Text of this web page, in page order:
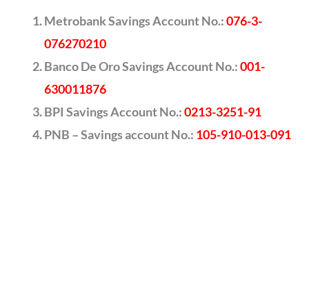
Metrobank Savings Account No.:076-3-
076270210
Banco De Oro Savings Account No.:001-
630011876
BPI Savings Account No.:0213-3251-91
PNB – Savings account No.: 105-910-013-091